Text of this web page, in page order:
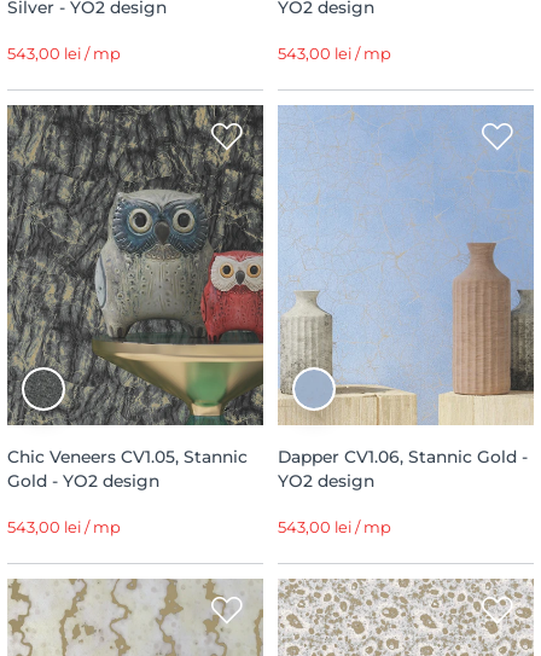
Silver - YO2 design
543,00 lei / mp
YO2 design
543,00 lei / mp
Chic Veneers CV1.05, Stannic
Gold - YO2 design
543,00 lei / mp
Dapper CV1.06, Stannic Gold -
YO2 design
543,00 lei / mp